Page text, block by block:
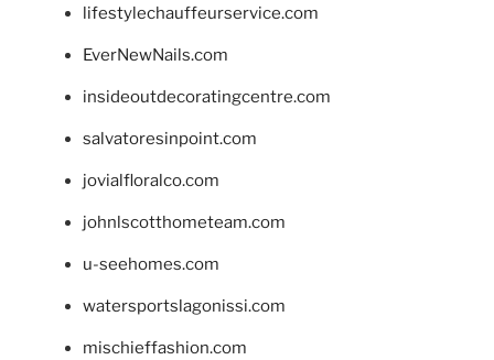
lifestylechauffeurservice.com
EverNewNails.com
insideoutdecoratingcentre.com
salvatoresinpoint.com
jovialfloralco.com
johnlscotthometeam.com
u-seehomes.com
watersportslagonissi.com
mischieffashion.com